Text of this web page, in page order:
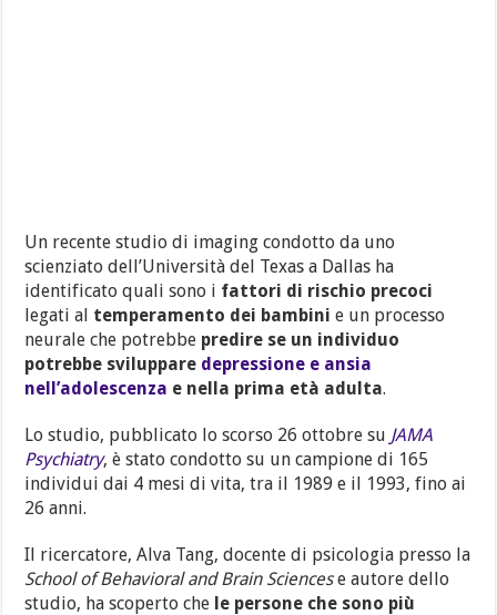
Un recente studio di imaging condotto da uno
scienziato dell’Università del Texas a Dallas ha
identificato quali sono i fattori di rischio precoci
legati al temperamento dei bambini e un processo
neurale che potrebbe predire se un individuo
potrebbe sviluppare depressione e ansia
nell’adolescenza e nella prima età adulta.
Lo studio, pubblicato lo scorso 26 ottobre su JAMA
Psychiatry, è stato condotto su un campione di 165
individui dai 4 mesi di vita, tra il 1989 e il 1993, fino ai
26 anni.
Il ricercatore, Alva Tang, docente di psicologia presso la
School of Behavioral and Brain Sciencese autore dello
studio, ha scoperto che le persone che sono più